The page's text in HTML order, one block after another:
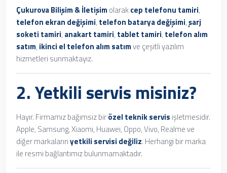
Çukurova Bilişim & İletişim olarakcep telefonu tamiri,
telefon ekran değişimi, telefon batarya değişimi,şarj
soketi tamiri, anakart tamiri, tablet tamiri, telefon alım
satım, ikinci el telefon alım satımve çeşitli yazılım
hizmetleri sunmaktayız.
2. Yetkili servis misiniz?
Hayır. Firmamız bağımsız birözel teknik servis işletmesidir.
Apple, Samsung, Xiaomi, Huawei, Oppo, Vivo, Realme ve
diğer markalarınyetkili servisi değiliz. Herhangi bir marka
ile resmi bağlantımız bulunmamaktadır.